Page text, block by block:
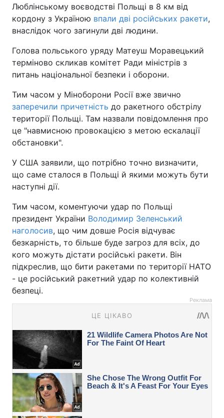
Люблінському воєводстві Польщі в 8 км від
кордону з Україною впали дві російських ракети,
внаслідок чого загинули дві людини.
Голова польського уряду Матеуш Моравецький
терміново скликав комітет Ради міністрів з
питань національної безпеки і оборони.
Тим часом у Міноборони Росії вже звично
заперечили причетність до ракетного обстрілу
території Польщі. Там назвали повідомлення про
це "навмисною провокацією з метою ескалації
обстановки".
У США заявили, що потрібно точно визначити,
що саме сталося в Польщі й якими можуть бути
наступні дії.
Тим часом, коментуючи удар по Польщі
президент України Володимир Зеленський
наголосив, що чим довше Росія відчуває
безкарність, то більше буде загроз для всіх, до
кого можуть дістати російські ракети. Він
підкреслив, що бити ракетами по території НАТО
- це російський ракетний удар по колективній
безпеці.
Реклама